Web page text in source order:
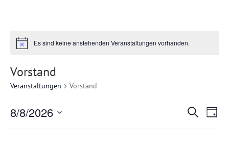
Es sind keine anstehenden Veranstaltungen vorhanden.
Vorstand
Veranstaltungen Vorstand
SucheTag
8/8/2026